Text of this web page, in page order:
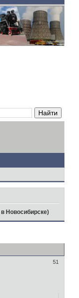
Новосибирске)
51